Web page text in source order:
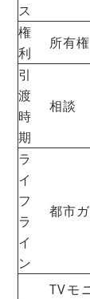
ス
権
利
所有権
引
渡
時
期
相談
ラ
イ
フ
ラ
イ
ン
都市
TVモ